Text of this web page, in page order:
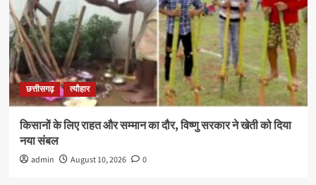
छत्तीसगढ़ त्यौहार
किसानों के लिए राहत और सम्मान का दौर, विष्णु सरकार ने खेती को दिया
नया संबल
admin August 10, 2026 0